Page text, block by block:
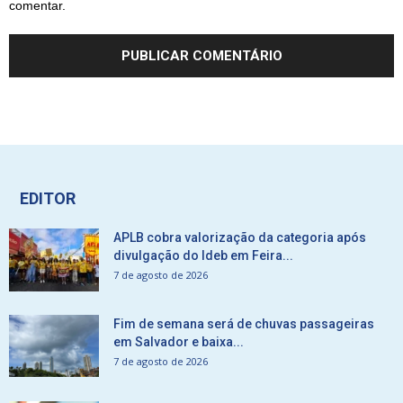
comentar.
EDITOR
APLB cobra valorização da categoria após
divulgação do Ideb em Feira...
7 de agosto de 2026
Fim de semana será de chuvas passageiras
em Salvador e baixa...
7 de agosto de 2026